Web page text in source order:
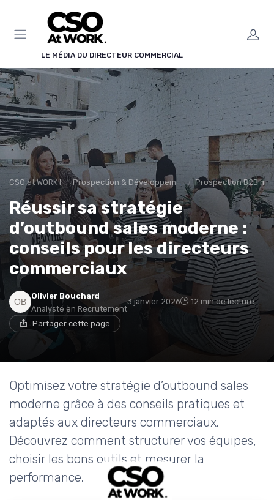
LE MÉDIA DU DIRECTEUR COMMERCIAL
CSO at WORK ! Prospection & Développement Commercial Prospection B2B
Réussir sa stratégie
d’outbound sales moderne :
conseils pour les directeurs
commerciaux
Olivier Bouchard
Analyste en Recrutement
3 janvier 2026 12 min de lecture
Partager cette page
Optimisez votre stratégie d’outbound sales
moderne grâce à des conseils pratiques et
adaptés aux directeurs commerciaux.
Découvrez comment structurer vos équipes,
choisir les bons outils et mesurer la
performance.